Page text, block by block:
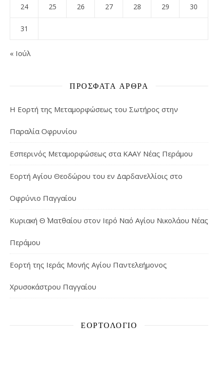
24 25 26 27 28 29 30
31
« Ιούλ
ΠΡΌΣΦΑΤΑ ΆΡΘΡΑ
Η Εορτή της Μεταμορφώσεως του Σωτήρος στην
Παραλία Οφρυνίου
Εσπερινός Μεταμορφώσεως στα ΚΑΑΥ Νέας Περάμου
Εορτή Αγίου Θεοδώρου του εν Δαρδανελλίοις στο
Οφρύνιο Παγγαίου
Κυριακή Θ΄ Ματθαίου στον Ιερό Ναό Αγίου Νικολάου Νέας
Περάμου
Εορτή της Ιεράς Μονής Αγίου Παντελεήμονος
Χρυσοκάστρου Παγγαίου
ΕΟΡΤΟΛΌΓΙΟ